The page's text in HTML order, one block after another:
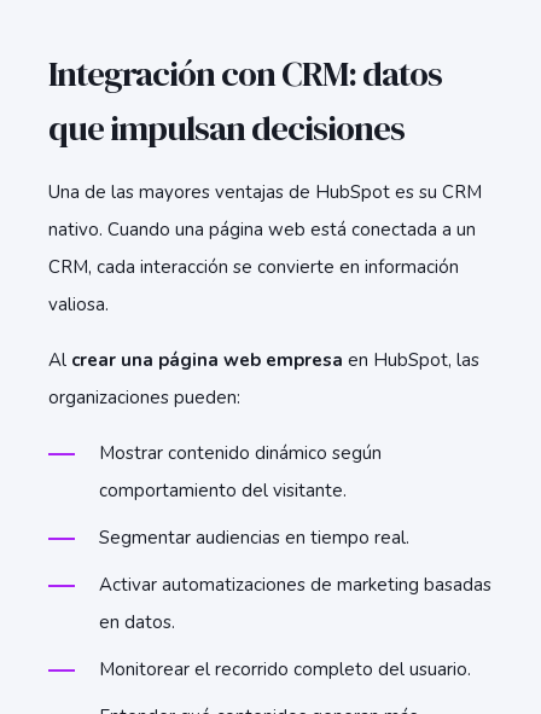
Integración con CRM: datos
que impulsan decisiones
Una de las mayores ventajas de HubSpot es su CRM
nativo. Cuando una página web está conectada a un
CRM, cada interacción se convierte en información
valiosa.
Al crear una página web empresa en HubSpot, las
organizaciones pueden:
Mostrar contenido dinámico según
comportamiento del visitante.
Segmentar audiencias en tiempo real.
Activar automatizaciones de marketing basadas
en datos.
Monitorear el recorrido completo del usuario.